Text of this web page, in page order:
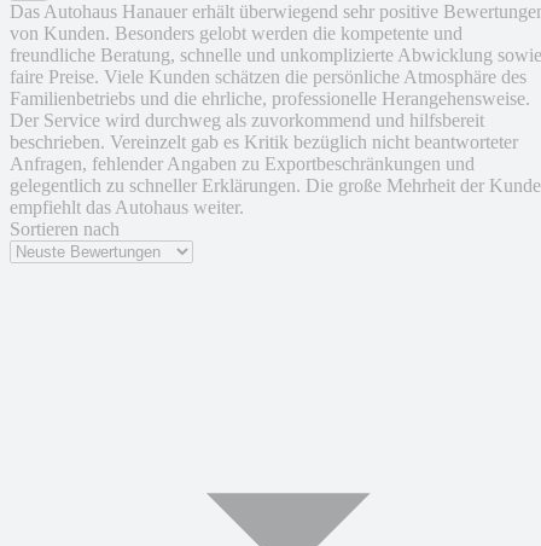
Das Autohaus Hanauer erhält überwiegend sehr positive
von Kunden. Besonders gelobt werden die kompetente und
freundliche Beratung, schnelle und unkomplizierte Abwicklung sowie
faire Preise. Viele Kunden schätzen die persönliche Atmosphäre des
Familienbetriebs und die ehrliche, professionelle Herangehensweise.
Der Service wird durchweg als zuvorkommend und hilfsbereit
beschrieben. Vereinzelt gab es Kritik bezüglich nicht beantworteter
Anfragen, fehlender Angaben zu Exportbeschränkungen und
gelegentlich zu schneller Erklärungen. Die große Mehrheit der
empfiehlt das Autohaus weiter.
Sortieren nach